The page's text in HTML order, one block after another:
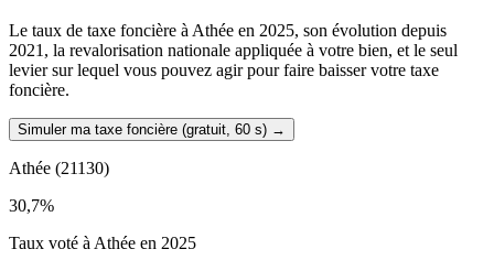
Le taux de taxe foncière à Athée en 2025, son évolution depuis
2021, la revalorisation nationale appliquée à votre bien, et le seul
levier sur lequel vous pouvez agir pour faire baisser votre taxe
foncière.
Simuler ma taxe foncière (gratuit, 60 s) →
Athée (21130)
30,7%
Taux voté à Athée en 2025